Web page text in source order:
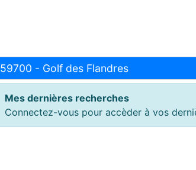
59700 - Golf des Flandres
Mes dernières recherches
Connectez-vous pour accèder à vos